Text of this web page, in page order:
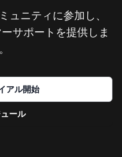
ュニティに参加し、
サポートを提供しま
アル開始
ール